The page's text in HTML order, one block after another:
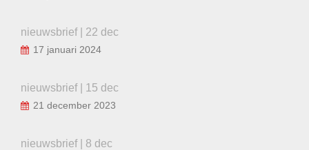
nieuwsbrief | 22 dec
17 januari 2024
nieuwsbrief | 15 dec
21 december 2023
nieuwsbrief | 8 dec